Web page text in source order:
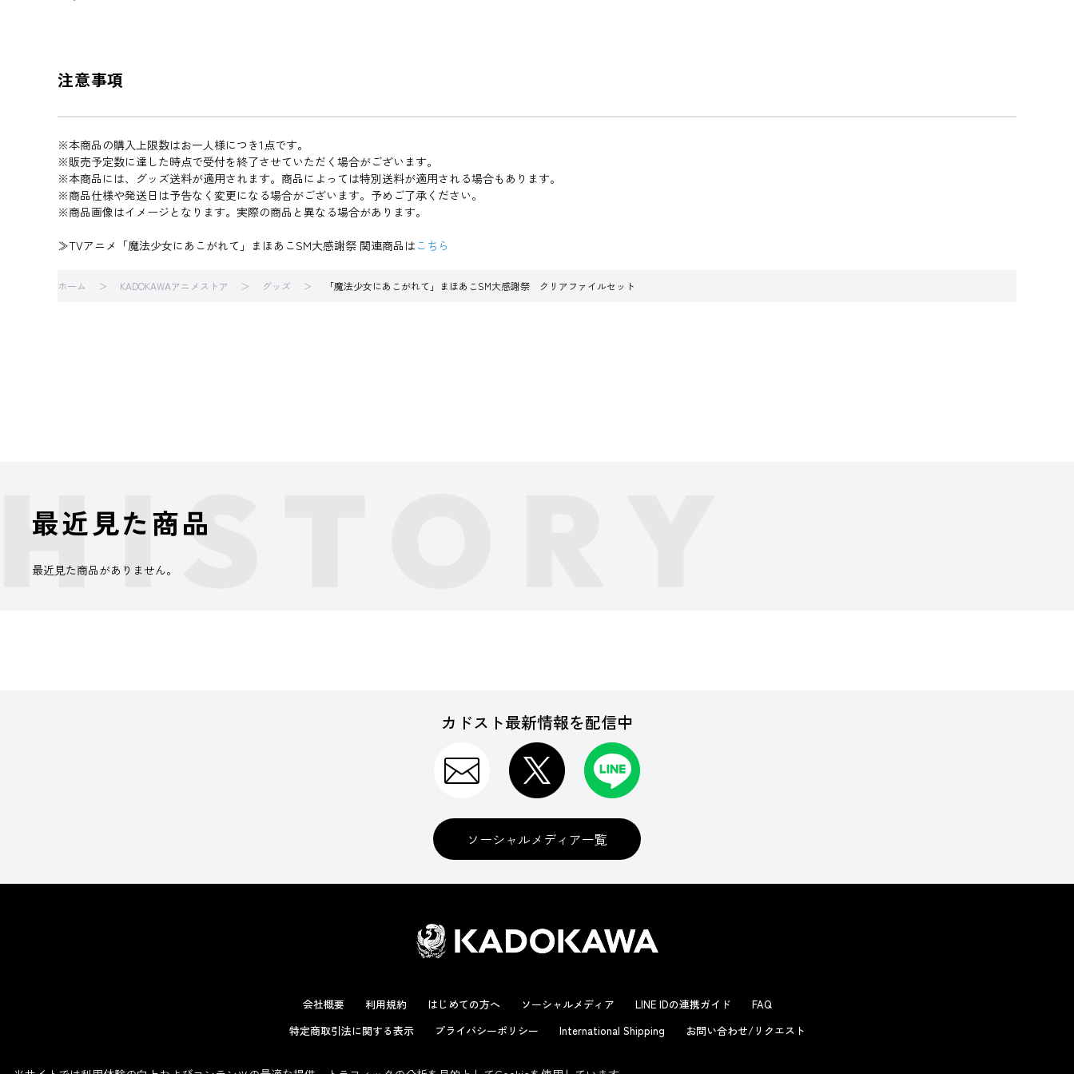
注意事項
※本商品の購入上限数はお一人様につき1点です。
※販売予定数に達した時点で受付を終了させていただく場合がございます。
※本商品には、グッズ送料が適用されます。商品によっては特別送料が適用される場合もあります。
※商品仕様や発送日は予告なく変更になる場合がございます。予めご了承ください。
※商品画像はイメージとなります。実際の商品と異なる場合があります。
≫TVアニメ「魔法少女にあこがれて」まほあこSM大感謝祭 関連商品は こちら
ホーム KADOKAWAアニメストア グッズ 「魔法少女にあこがれて」まほあこSM大感謝祭 クリアファイルセット
最近見た商品
最近見た商品がありません。
カドスト最新情報を配信中
ソーシャルメディア一覧
会社概要 利用規約 はじめての方へ ソーシャルメディア LINE IDの連携ガイド
FAQ
特定商取引法に関する表示
プライバシーポリシー International Shipping お問い合わせ/リクエスト